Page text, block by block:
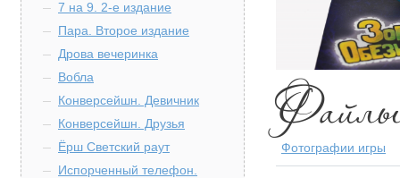
7 на 9. 2-е издание
Пара. Второе издание
Дрова вечеринка
Вобла
Конверсейшн. Девичник
Конверсейшн. Друзья
Ёрш Светский раут
Испорченный телефон.
Фотографии игры